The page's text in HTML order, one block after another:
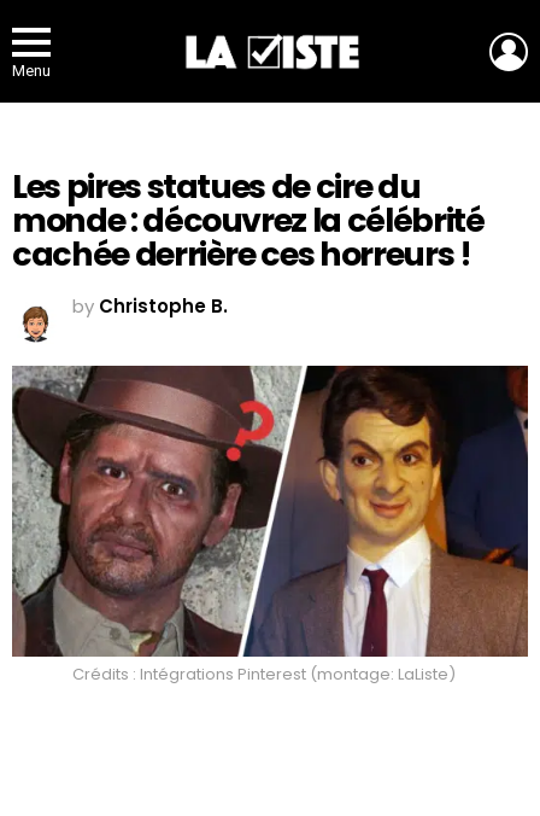
Menu
Les pires statues de cire du
monde : découvrez la célébrité
cachée derrière ces horreurs !
by Christophe B.
Crédits : Intégrations Pinterest (montage: LaListe)